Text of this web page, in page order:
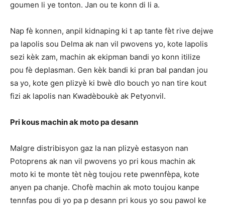
goumen li ye tonton. Jan ou te konn di li a.
Nap fè konnen, anpil kidnaping ki t ap tante fèt rive dejwe
pa lapolis sou Delma ak nan vil pwovens yo, kote lapolis
sezi kèk zam, machin ak ekipman bandi yo konn itilize
pou fè deplasman. Gen kèk bandi ki pran bal pandan jou
sa yo, kote gen plizyè ki bwè dlo bouch yo nan tire kout
fizi ak lapolis nan Kwadèboukè ak Petyonvil.
Pri kous machin ak moto pa desann
Malgre distribisyon gaz la nan plizyè estasyon nan
Potoprens ak nan vil pwovens yo pri kous machin ak
moto ki te monte tèt nèg toujou rete pwennfèpa, kote
anyen pa chanje. Chofè machin ak moto toujou kanpe
tennfas pou di yo pa p desann pri kous yo sou pawol ke